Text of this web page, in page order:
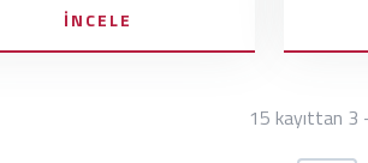
İNCELE
15 kayıttan 3